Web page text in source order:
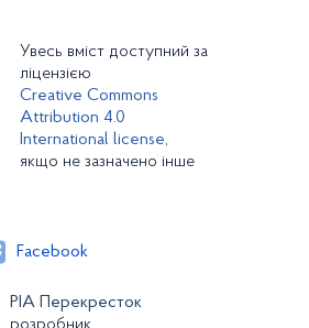
Увесь вміст доступний за
ліцензією
Creative Commons
Attribution 4.0
International license,
якщо не зазначено інше
Facebook
РІА Перекресток